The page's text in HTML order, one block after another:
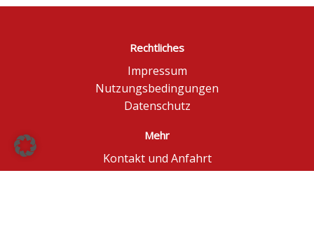
Rechtliches
Impressum
Nutzungsbedingungen
Datenschutz
Mehr
Kontakt und Anfahrt
Börse Düsseldorf